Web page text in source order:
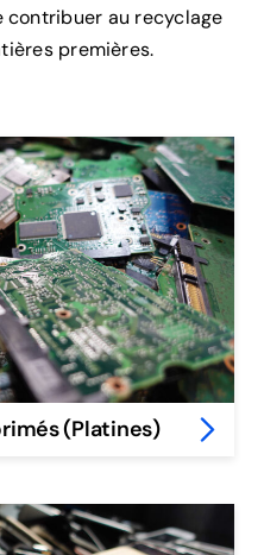
contribuer au recyclage
premières.
(Platines)